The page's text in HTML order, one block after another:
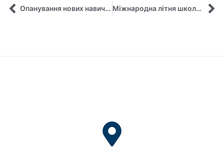
Опанування нових навичок у сфері штучного інтелекту викладачами кафедри управління Міжнародна літня школа Жана Моне (анонс)